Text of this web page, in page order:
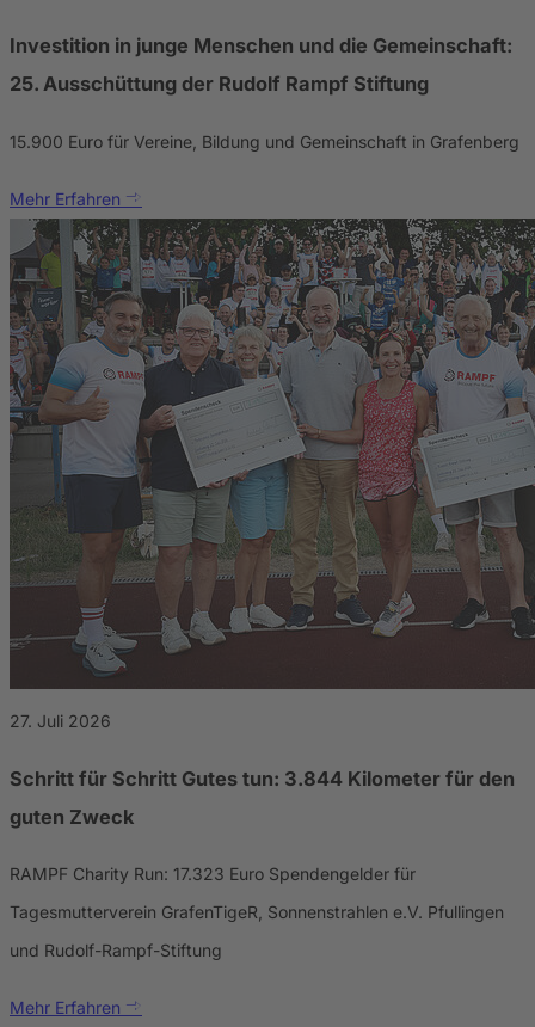
Investition in junge Menschen und die Gemeinschaft:
25. Ausschüttung der Rudolf Rampf Stiftung
15.900 Euro für Vereine, Bildung und Gemeinschaft in Grafenberg
Mehr Erfahren
27. Juli 2026
Schritt für Schritt Gutes tun: 3.844 Kilometer für den
guten Zweck
RAMPF Charity Run: 17.323 Euro Spendengelder für
Tagesmutterverein GrafenTigeR, Sonnenstrahlen e.V. Pfullingen
und Rudolf-Rampf-Stiftung
Mehr Erfahren